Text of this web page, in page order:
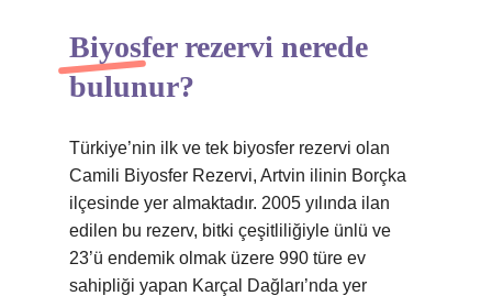
Biyosfer rezervi nerede
bulunur?
Türkiye’nin ilk ve tek biyosfer rezervi olan
Camili Biyosfer Rezervi, Artvin ilinin Borçka
ilçesinde yer almaktadır. 2005 yılında ilan
edilen bu rezerv, bitki çeşitliliğiyle ünlü ve
23’ü endemik olmak üzere 990 türe ev
sahipliği yapan Karçal Dağları’nda yer